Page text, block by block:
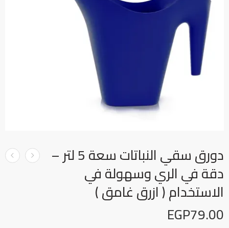
دورق سقي النباتات سعة 5 لتر –
دقة في الري وسهولة في
الاستخدام ( ازرق غامق )
EGP79.00